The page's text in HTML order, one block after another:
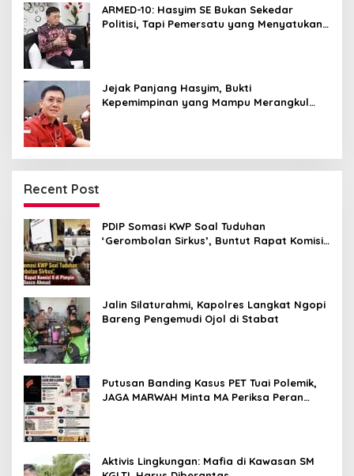
ARMED-10: Hasyim SE Bukan Sekedar
Politisi, Tapi Pemersatu yang Menyatukan
Jejak Panjang Hasyim, Bukti
Kepemimpinan yang Mampu Merangkul
Recent Post
PDIP Somasi KWP Soal Tuduhan
‘Gerombolan Sirkus’, Buntut Rapat Komisi
Jalin Silaturahmi, Kapolres Langkat Ngopi
Bareng Pengemudi Ojol di Stabat
Putusan Banding Kasus PET Tuai Polemik,
JAGA MARWAH Minta MA Periksa Peran
Aktivis Lingkungan: Mafia di Kawasan SM